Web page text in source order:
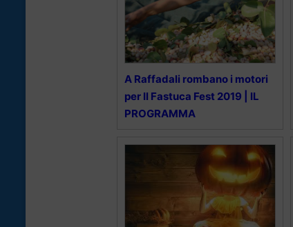
A Raffadali rombano i motori
per Il Fastuca Fest 2019 | IL
PROGRAMMA